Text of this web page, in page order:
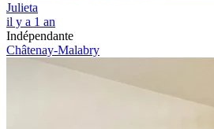
Julieta
il y a 1 an
Indépendante
Châtenay-Malabry